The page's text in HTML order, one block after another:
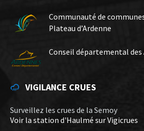
Communauté de
Plateau d’Ardenne
Conseil départemental des
VIGILANCE CRUES
Surveillez les crues de la Semoy
Voir la station d'Haulmé sur Vigicrues